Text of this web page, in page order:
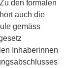
den formalen
auch die
gemäss
Inhaberinnen